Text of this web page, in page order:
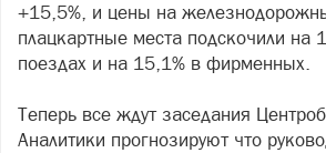
+15,5%, и цены на
плацкартные места подскочили на
поездах и на 15,1% в фирменных.
Теперь все ждут заседания
Аналитики прогнозируют что